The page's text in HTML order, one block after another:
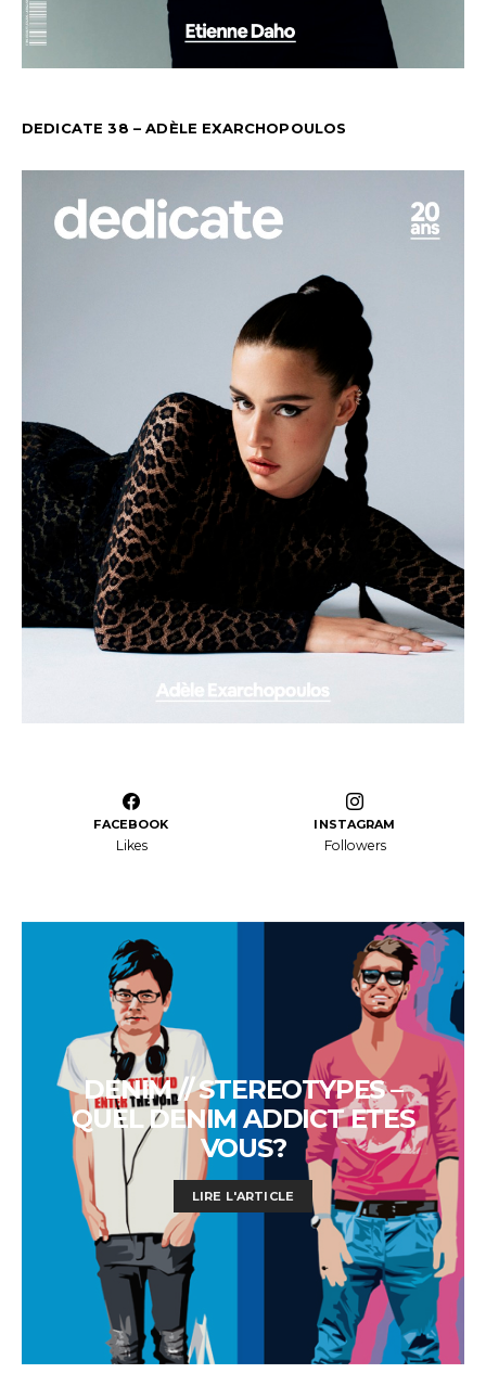
DEDICATE 38 – ADÈLE EXARCHOPOULOS
FACEBOOK
Likes
INSTAGRAM
Followers
DENIM // STEREOTYPES –
QUEL DENIM ADDICT ETES
VOUS?
LIRE L'ARTICLE